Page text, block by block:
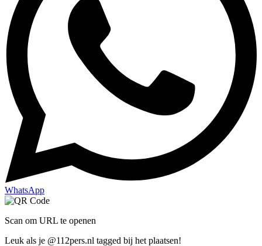
WhatsApp
Scan om URL te openen
Leuk als je @112pers.nl tagged bij het plaatsen!